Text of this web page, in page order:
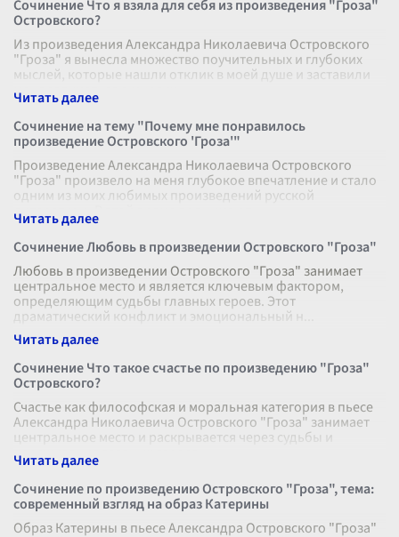
Сочинение Что я взяла для себя из произведения "Гроза"
Островского?
Из произведения Александра Николаевича Островского
"Гроза" я вынесла множество поучительных и глубоких
мыслей, которые нашли отклик в моей душе и заставили
меня задуматься о многих
Сочинение на тему "Почему мне понравилось
произведение Островского 'Гроза'"
Произведение Александра Николаевича Островского
"Гроза" произвело на меня глубокое впечатление и стало
одним из моих любимых произведений русской
литературы. В этой драме поднимают
Сочинение Любовь в произведении Островского "Гроза"
Любовь в произведении Островского "Гроза" занимает
центральное место и является ключевым фактором,
определяющим судьбы главных героев. Этот
драматический конфликт и эмоциональный н
Сочинение Что такое счастье по произведению "Гроза"
Островского?
Счастье как философская и моральная категория в пьесе
Александра Николаевича Островского "Гроза" занимает
центральное место и раскрывается через судьбы и
переживания главных героев
Сочинение по произведению Островского "Гроза", тема:
современный взгляд на образ Катерины
Образ Катерины в пьесе Александра Островского "Гроза"